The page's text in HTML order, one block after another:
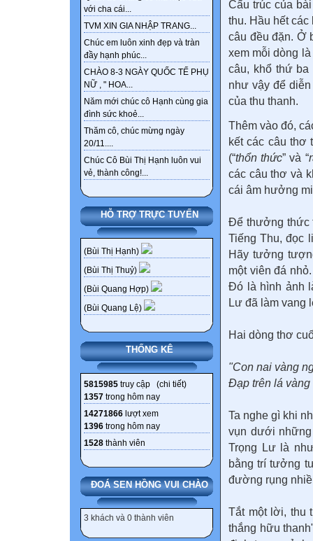
với cha cái...
TVM XIN GIA NHẬP TRANG...
Chúc em luôn xinh đẹp và tràn
đầy hạnh phúc...
CHÀO 8-3 NGÀY QUỐC TẾ PHỤ
NỮ , " HOA...
Năm mới chúc cô Hạnh cùng gia
đình sức khoẻ...
Thăm cô, chúc mừng ngày
20/11....
Chúc Cô Bùi Thị Hạnh luôn vui
vẻ, thành công!...
HỖ TRỢ TRỰC TUYẾN
(Bùi Thị Hạnh)
(Bùi Thị Thuỷ)
(Bùi Quang Hợp)
(Bùi Quang Lệ)
THỐNG KÊ
5815985 truy cập (chi tiết)
1357 trong hôm nay
14271866 lượt xem
1396 trong hôm nay
1528 thành viên
ĐOÁ SEN HỒNG VUI CHÀO
3 khách và 0 thành viên
Cấu trúc của
thu. Hầu hết
câu đều đặn. Ở
xem mỗi dòng
câu, khổ thứ
như vậy để
của thu thanh.
Thêm vào đó,
kết các câu thơ
(“thổn thức” và “
các câu thơ và
cái âm hưởng
Để thưởng thức
Tiếng Thu, đọc
Hãy tưởng
một viên đá
Đó là hình ảnh
Lư đã làm vang
Hai dòng thơ
"Con nai vàng
Đạp trên lá vàng
Ta nghe gì khi
vụn dưới
Trọng Lư là
bằng trí tưởng
đường rụng
Tắt một lời, thu
thắng hữu